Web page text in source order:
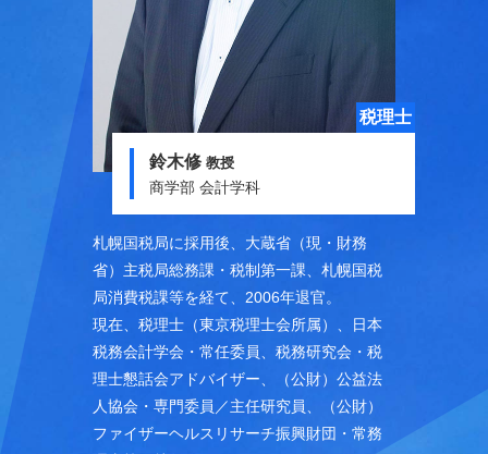
元証券エコノミスト
前田拓生教授
商学部 会計学科
大手証券会社でエコノミストとして、海外
市場調査統括などの経験を積み、理論と実
践から社会経済を読み解く金融実務家。百
科事典の金融・経済項目の執筆にも携わ
る。
専門領域：ファイナンス論、資産運用
（ESG投資）、意思決定論、地域政策デザ
イン（SDGs等）